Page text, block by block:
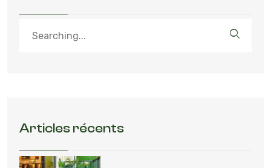
Articles récents